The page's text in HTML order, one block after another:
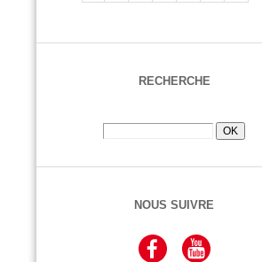
RECHERCHE
NOUS SUIVRE